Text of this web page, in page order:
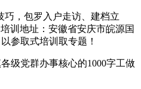
，包罗入户走访、建档立
训地址：安徽省安庆市皖源国
参取式培训取专题！
级党群办事核心的1000字工做